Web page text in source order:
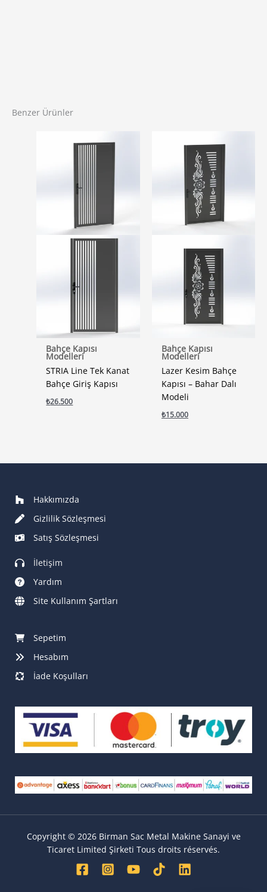
Benzer Ürünler
Bahçe Kapısı
Modelleri
STRIA Line Tek Kanat
Bahçe Giriş Kapısı
₺26.500
Bahçe Kapısı
Modelleri
Lazer Kesim Bahçe
Kapısı – Bahar Dalı
Modeli
₺15.000
Hakkımızda
Gizlilik Sözleşmesi
Satış Sözleşmesi
İletişim
Yardım
Site Kullanım Şartları
Sepetim
Hesabım
İade Koşulları
Copyright © 2026 Birman Sac Metal Makine Sanayi ve
Ticaret Limited Şirketi Tous droits réservés.